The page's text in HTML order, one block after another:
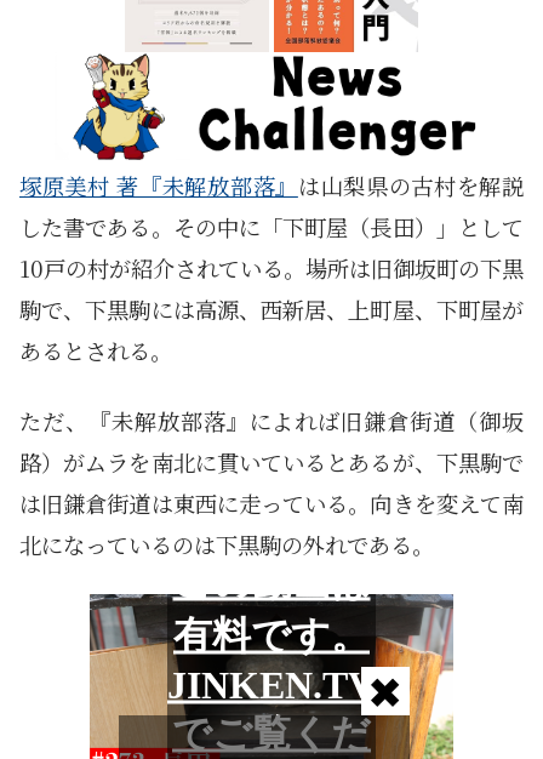
塚原美村 著『未解放部落』 は山梨県の古村を解説
した書である。その中に「下町屋（長田）」として
10戸の村が紹介されている。場所は旧御坂町の下黒
駒で、下黒駒には高源、西新居、上町屋、下町屋が
あるとされる。
ただ、『未解放部落』によれば旧鎌倉街道（御坂
路）がムラを南北に貫いているとあるが、下黒駒で
は旧鎌倉街道は東西に走っている。向きを変えて南
北になっているのは下黒駒の外れである。